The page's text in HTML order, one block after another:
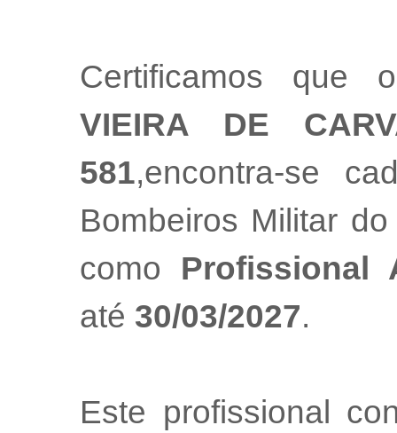
Certificamos que
VIEIRA DE
581,encontra-se
Bombeiros Militar
como Profissional
até 30/03/2027.
Este profissional